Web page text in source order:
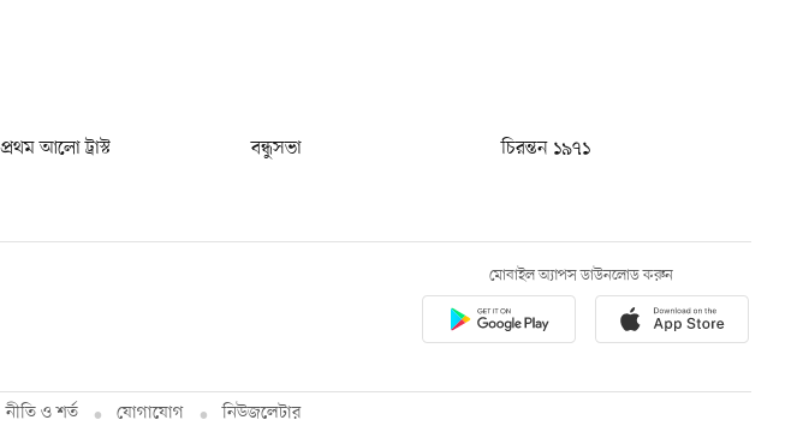
প্রথম আলো ট্রাস্ট বন্ধুসভা
চিরন্তন ১৯৭১
মোবাইল অ্যাপস ডাউনলোড করুন
নীতি ও শর্ত যোগাযোগ নিউজলেটার